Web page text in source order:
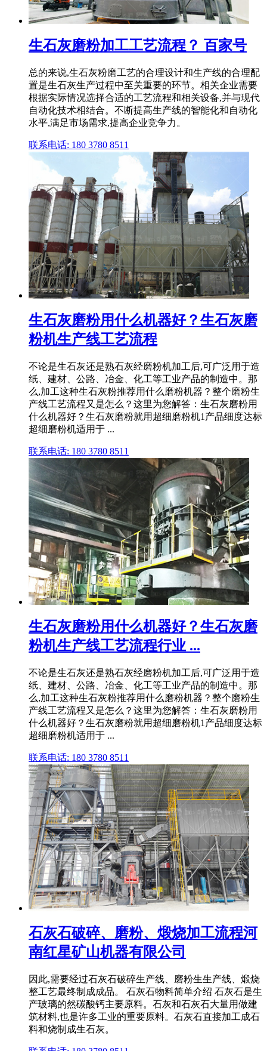
生石灰磨粉加工工艺流程？ 百家号
总的来说,生石灰粉磨工艺的合理设计和生产线的合理配
置是生石灰生产过程中至关重要的环节。相关企业需要
根据实际情况选择合适的工艺流程和相关设备,并与现代
自动化技术相结合。不断提高生产线的智能化和自动化
水平,满足市场需求,提高企业竞争力。
联系电话: 180 3780 8511
生石灰磨粉用什么机器好？生石灰磨
粉机生产线工艺流程
不论是生石灰还是熟石灰经磨粉机加工后,可广泛用于造
纸、建材、公路、冶金、化工等工业产品的制造中。那
么,加工这种生石灰粉推荐用什么磨粉机器？整个磨粉生
产线工艺流程又是怎么？这里为您解答：生石灰磨粉用
什么机器好？生石灰磨粉就用超细磨粉机1产品细度达标
超细磨粉机适用于 ...
联系电话: 180 3780 8511
生石灰磨粉用什么机器好？生石灰磨
粉机生产线工艺流程行业 ...
不论是生石灰还是熟石灰经磨粉机加工后,可广泛用于造
纸、建材、公路、冶金、化工等工业产品的制造中。那
么,加工这种生石灰粉推荐用什么磨粉机器？整个磨粉生
产线工艺流程又是怎么？这里为您解答：生石灰磨粉用
什么机器好？生石灰磨粉就用超细磨粉机1产品细度达标
超细磨粉机适用于 ...
联系电话: 180 3780 8511
石灰石破碎、磨粉、煅烧加工流程河
南红星矿山机器有限公司
因此,需要经过石灰石破碎生产线、磨粉生生产线、煅烧
整工艺最终制成成品。 石灰石物料简单介绍 石灰石是生
产玻璃的然碳酸钙主要原料。石灰和石灰石大量用做建
筑材料,也是许多工业的重要原料。石灰石直接加工成石
料和烧制成生石灰。